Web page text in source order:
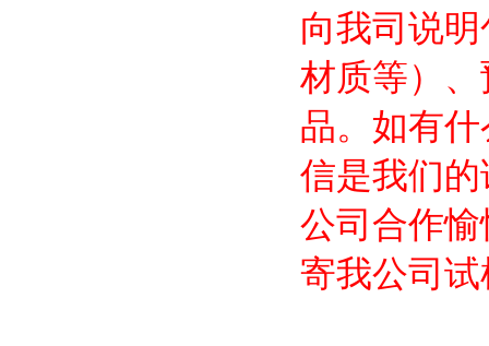
向我司说
材质等）
品。如有
信是我们
公司合作
寄我公司